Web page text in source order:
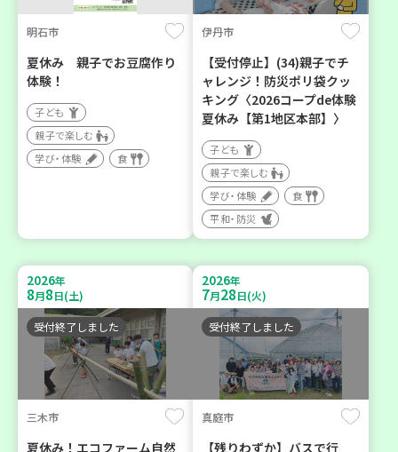
明石市
夏休み 親子でお豆腐作り
体験！
子ども
親子で楽しむ
学び・体験
食
伊丹市
【受付停止】(34)親子でチ
ャレンジ！防災ポリ袋クッ
キング〈2026コープde体験
夏休み【第1地区本部】〉
子ども
親子で楽しむ
学び・体験
食
平和・防災
2026年
8月8日(土)
受付終了しました
三木市
夏休み！エコファーム自然
2026年
7月28日(火)
受付終了しました
真庭市
【残りわずか】バスで行